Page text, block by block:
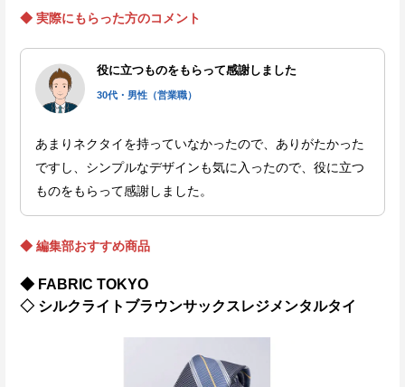
◆ 実際にもらった方のコメント
役に立つものをもらって感謝しました
30代・男性（営業職）
あまりネクタイを持っていなかったので、ありがたかった
ですし、シンプルなデザインも気に入ったので、役に立つ
ものをもらって感謝しました。
◆ 編集部おすすめ商品
◆ FABRIC TOKYO
◇ シルクライトブラウンサックスレジメンタルタイ